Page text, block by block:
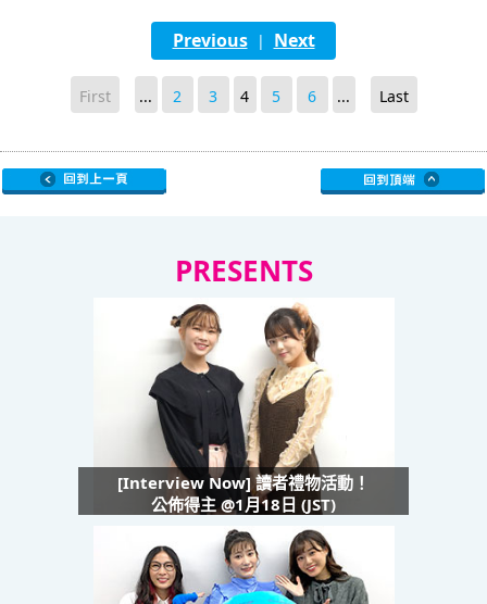
Previous| Next
First ... 2 3 4 5 6 ... Last
PRESENTS
[Interview Now] 讀者禮物活動！
公佈得主 @1月18日 (JST)